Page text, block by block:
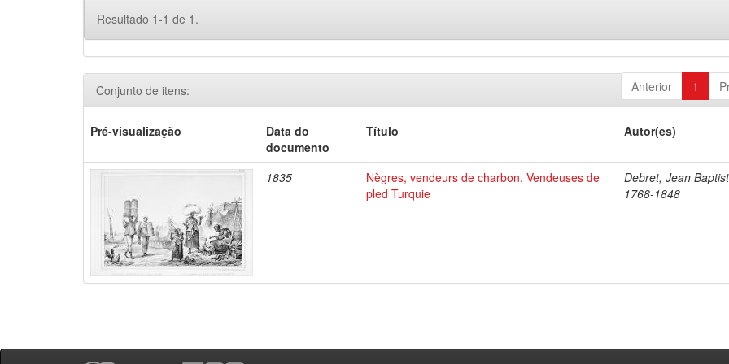
Resultado 1-1 de 1.
Anterior 1
Conjunto de itens:
Pré-visualização
Data do
documento
Título Autor(es)
1835
Nègres, vendeurs de charbon. Vendeuses de
pled Turquie
Debret, Jean
1768-1848